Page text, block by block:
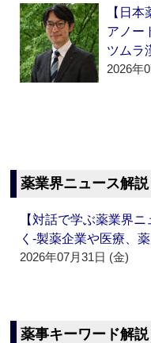
【日
アノー
ツムラ
2026年
薬業界ニュース解説
【対話で学ぶ薬業界
く‐製薬企業や医療、
2026年07月31日 (金)
薬事キーワード解説